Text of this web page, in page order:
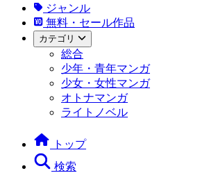
ジャンル
無料・セール作品
カテゴリ
総合
少年・青年マンガ
少女・女性マンガ
オトナマンガ
ライトノベル
トップ
検索